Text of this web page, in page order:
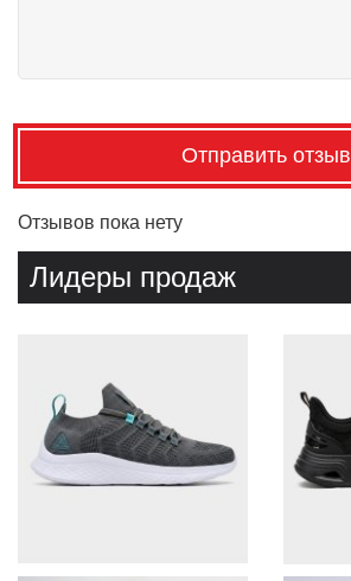
Отправить отзыв
Отзывов пока нету
Лидеры продаж